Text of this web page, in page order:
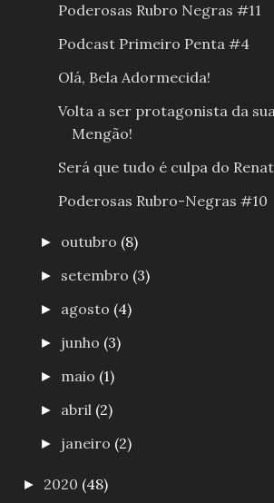
Poderosas Rubro Negras #11
Podcast Primeiro Penta #4
Olá, Bela Adormecida!
Volta a ser protagonista da
Mengão!
Será que tudo é culpa do
Poderosas Rubro-Negras #10
► outubro (8)
► setembro (3)
► agosto (4)
► junho (3)
► maio (1)
► abril (2)
► janeiro (2)
► 2020 (48)